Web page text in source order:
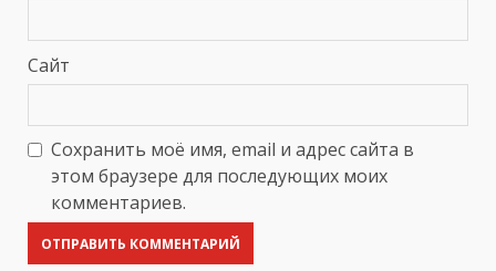
Сайт
Сохранить моё имя, email и адрес сайта в
этом браузере для последующих моих
комментариев.